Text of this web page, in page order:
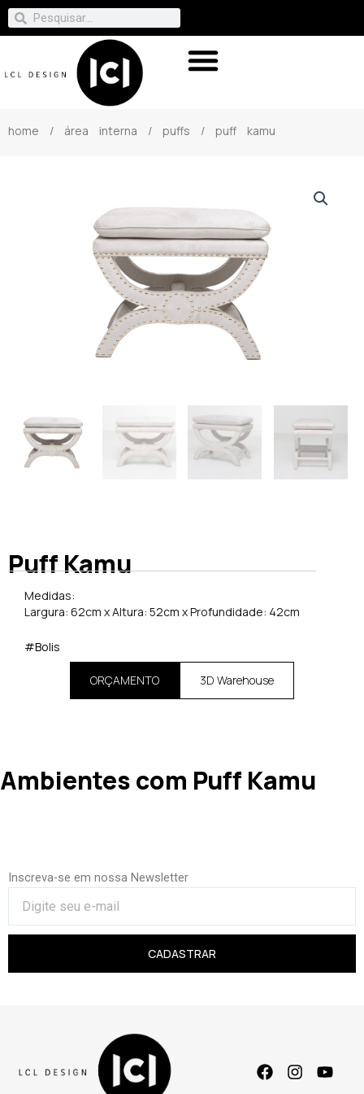
home / área interna / puffs / puff kamu
Puff Kamu
Medidas:
Largura: 62cm x Altura: 52cm x Profundidade: 42cm
#Bolis
ORÇAMENTO 3D Warehouse
Ambientes com Puff Kamu
Inscreva-se em nossa Newsletter
CADASTRAR